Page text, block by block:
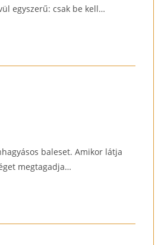
egyszerű: csak be kell…
baleset. Amikor látja
megtagadja…